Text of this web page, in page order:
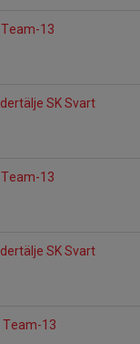
13
SK Svart
13
SK Svart
Team-13